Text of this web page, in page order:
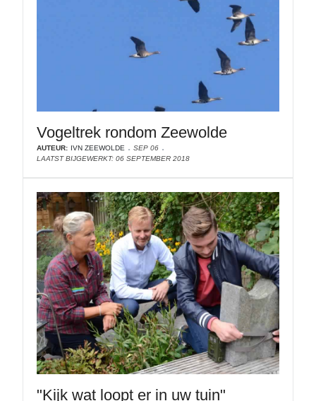
Vogeltrek rondom Zeewolde
AUTEUR: IVN ZEEWOLDE
SEP 06
LAATST BIJGEWERKT: 06 SEPTEMBER 2018
"Kijk wat loopt er in uw tuin"